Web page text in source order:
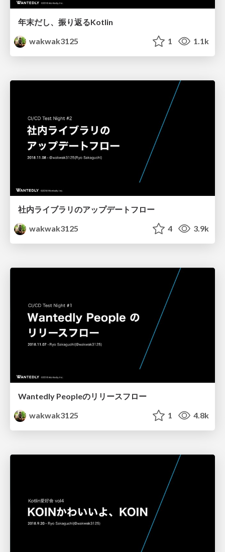
年末だし、振り返るKotlin
wakwak3125
1 1.1k
社内ライブラリのアップデートフロー
wakwak3125
4 3.9k
Wantedly Peopleのリリースフロー
wakwak3125
1 4.8k